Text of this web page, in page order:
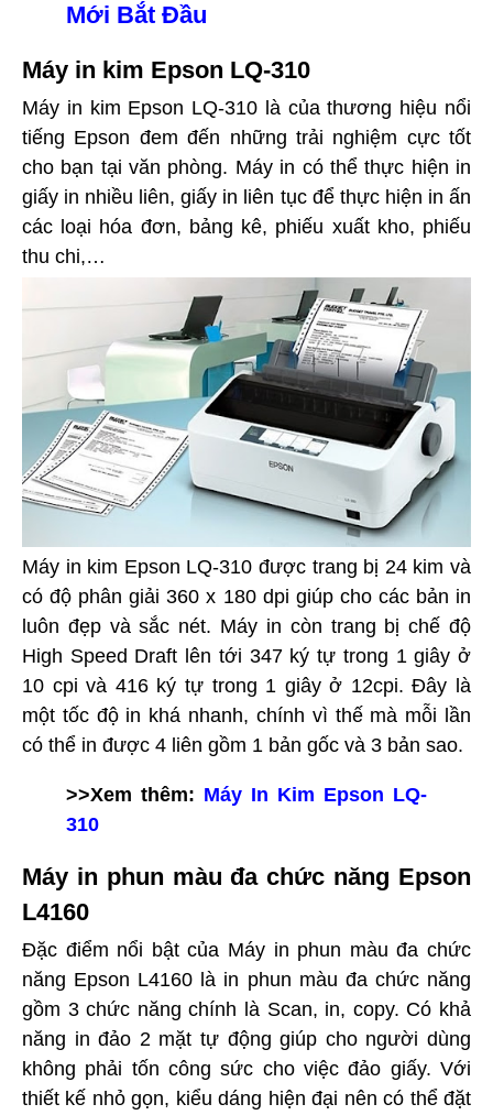
Mới Bắt Đầu
Máy in kim Epson LQ-310
Máy in kim Epson LQ-310 là của thương hiệu nổi
tiếng Epson đem đến những trải nghiệm cực tốt
cho bạn tại văn phòng. Máy in có thể thực hiện in
giấy in nhiều liên, giấy in liên tục để thực hiện in ấn
các loại hóa đơn, bảng kê, phiếu xuất kho, phiếu
thu chi,…
Máy in kim Epson LQ-310 được trang bị 24 kim và
có độ phân giải 360 x 180 dpi giúp cho các bản in
luôn đẹp và sắc nét. Máy in còn trang bị chế độ
High Speed Draft lên tới 347 ký tự trong 1 giây ở
10 cpi và 416 ký tự trong 1 giây ở 12cpi. Đây là
một tốc độ in khá nhanh, chính vì thế mà mỗi lần
có thể in được 4 liên gồm 1 bản gốc và 3 bản sao.
>>Xem thêm: Máy In Kim Epson LQ-
310
Máy in phun màu đa chức năng Epson
L4160
Đặc điểm nổi bật của Máy in phun màu đa chức
năng Epson L4160 là in phun màu đa chức năng
gồm 3 chức năng chính là Scan, in, copy. Có khả
năng in đảo 2 mặt tự động giúp cho người dùng
không phải tốn công sức cho việc đảo giấy. Với
thiết kế nhỏ gọn, kiểu dáng hiện đại nên có thể đặt